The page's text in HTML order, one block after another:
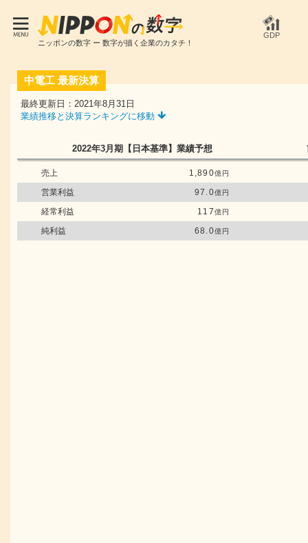
ニッポンの数字 ー 数字が描く企業のカタチ！
GDP
中電工 最新決算
最終更新日：2021年8月31日
業績推移と決算ランキングに移動
2022年3月期 【日本基準】 業績予想
売上 1,890億円
営業利益 97.0億円
経常利益 117億円
純利益 68.0億円